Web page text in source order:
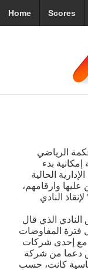
Home Scores
الرياضي
بدء
الحالية
عليها وارقامهم،
النادي
الذي قال
فترة المفاوضات
مع إحدى شركات
دعما من شركة
كانت، حسب